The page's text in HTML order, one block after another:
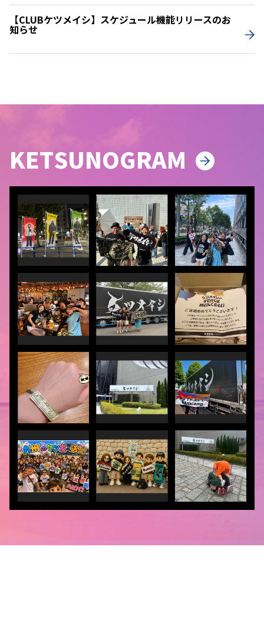
【CLUBケツメイシ】スケジュール機能リリースのお
知らせ
KETSUNOGRAM